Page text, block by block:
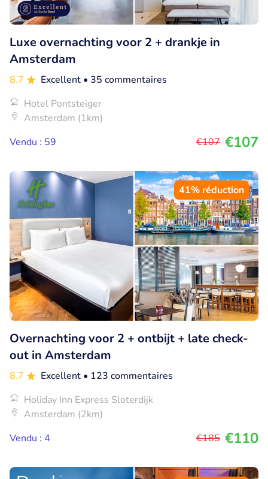
Luxe overnachting voor 2 + drankje in
Amsterdam
8.7 Excellent • 35 commentaires
Hotel Pontsteiger
Amsterdam (1km)
Vendu : 59
€107 €107
41% réduction
Overnachting voor 2 + ontbijt + late check-
out in Amsterdam
8.7 Excellent • 123 commentaires
Holiday Inn Express Sloterdijk
Amsterdam (2km)
Vendu : 4
€185 €110